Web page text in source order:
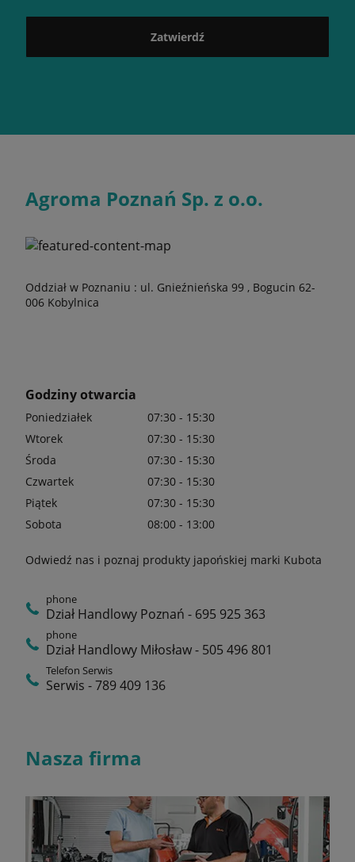
Zatwierdź
Agroma Poznań Sp. z o.o.
Oddział w Poznaniu : ul. Gnieźnieńska 99 , Bogucin 62-
006 Kobylnica
Godziny otwarcia
Poniedziałek
07:30 - 15:30
Wtorek
07:30 - 15:30
Środa
07:30 - 15:30
Czwartek
07:30 - 15:30
Piątek
07:30 - 15:30
Sobota
08:00 - 13:00
Odwiedź nas i poznaj produkty japońskiej marki Kubota
phone
Dział Handlowy Poznań - 695 925 363
phone
Dział Handlowy Miłosław - 505 496 801
Telefon Serwis
Serwis - 789 409 136
Nasza firma